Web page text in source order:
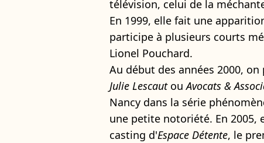
télévision, celui de la
En 1999, elle fait une
participe à plusieurs courts
Lionel Pouchard.
Au début des années 2000,
Julie Lescaut ouAvocats &
Nancy dans la série
une petite notoriété. En
casting d'Espace Détente, le